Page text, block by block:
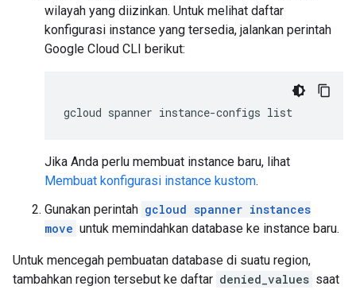
wilayah yang diizinkan. Untuk melihat daftar
konfigurasi instance yang tersedia, jalankan perintah
Google Cloud CLI berikut:
gcloud spanner instance-configs
Jika Anda perlu membuat instance baru, lihat
Membuat konfigurasi instance kustom.
Gunakan perintah gcloud spanner instances
move untuk memindahkan database ke instance baru.
Untuk mencegah pembuatan database di suatu region,
tambahkan region tersebut ke daftar denied_values saat